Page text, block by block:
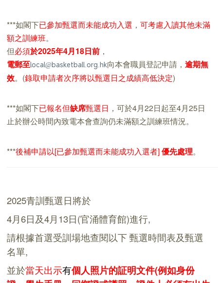
***如閣下已參加甄選而未能成功入選 ，可考慮入讀其他未滿
額之訓練班。
但必須於2025年4月18日前 ，
電郵至local@basketball.org.hk向本會職員登記申請，逾期無
效。(錄取申請者次序將以甄選日之成績高低決定)
***如閣下已報名但缺席甄選日 ，可於4月22日起至4月25日
止於辦公時間內致電本會查詢仍未滿額之訓練班情況。
***後補申請以[已參加甄選而未能成功入選者]優先處理。
2025青訓甄選日將於
4月6日及4月13日(官涌體育館)進行,
請根據首選受訓場地查閱以下甄選時間表及甄選
名單,
並於當天出示有個人照片的証明文件(例如身份